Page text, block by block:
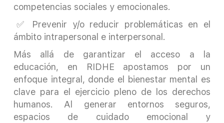
competencias sociales y emocionales.
✅ Prevenir y/o reducir problemáticas en el
ámbito intrapersonal e interpersonal.
Más allá de garantizar el acceso a la
educación, en RIDHE apostamos por un
enfoque integral, donde el bienestar mental es
clave para el ejercicio pleno de los derechos
humanos. Al generar entornos seguros,
espacios de cuidado emocional y